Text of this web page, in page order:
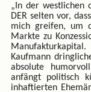
„In der westlichen
DER selten vor,
mich greifen, um
Markte zu
Kaufmann
absolute
anfängt politisch
inhaftierten